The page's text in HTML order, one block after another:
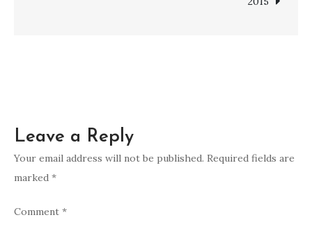
April
2015!
Leave a Reply
Your email address will not be published. Required fields are
marked *
Comment *